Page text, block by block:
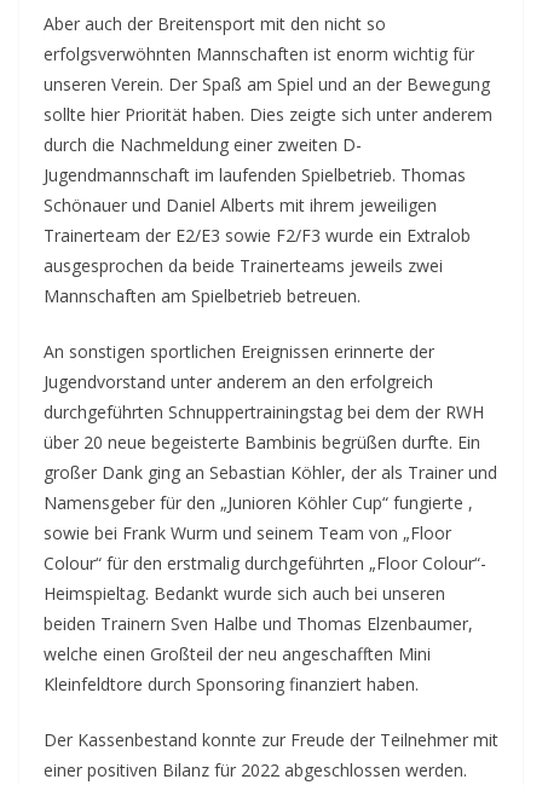
Aber auch der Breitensport mit den nicht so
erfolgsverwöhnten Mannschaften ist enorm wichtig für
unseren Verein. Der Spaß am Spiel und an der Bewegung
sollte hier Priorität haben. Dies zeigte sich unter anderem
durch die Nachmeldung einer zweiten D-
Jugendmannschaft im laufenden Spielbetrieb. Thomas
Schönauer und Daniel Alberts mit ihrem jeweiligen
Trainerteam der E2/E3 sowie F2/F3 wurde ein Extralob
ausgesprochen da beide Trainerteams jeweils zwei
Mannschaften am Spielbetrieb betreuen.
An sonstigen sportlichen Ereignissen erinnerte der
Jugendvorstand unter anderem an den erfolgreich
durchgeführten Schnuppertrainingstag bei dem der RWH
über 20 neue begeisterte Bambinis begrüßen durfte. Ein
großer Dank ging an Sebastian Köhler, der als Trainer und
Namensgeber für den „Junioren Köhler Cup“ fungierte ,
sowie bei Frank Wurm und seinem Team von „Floor
Colour“ für den erstmalig durchgeführten „Floor Colour“-
Heimspieltag. Bedankt wurde sich auch bei unseren
beiden Trainern Sven Halbe und Thomas Elzenbaumer,
welche einen Großteil der neu angeschafften Mini
Kleinfeldtore durch Sponsoring finanziert haben.
Der Kassenbestand konnte zur Freude der Teilnehmer mit
einer positiven Bilanz für 2022 abgeschlossen werden.